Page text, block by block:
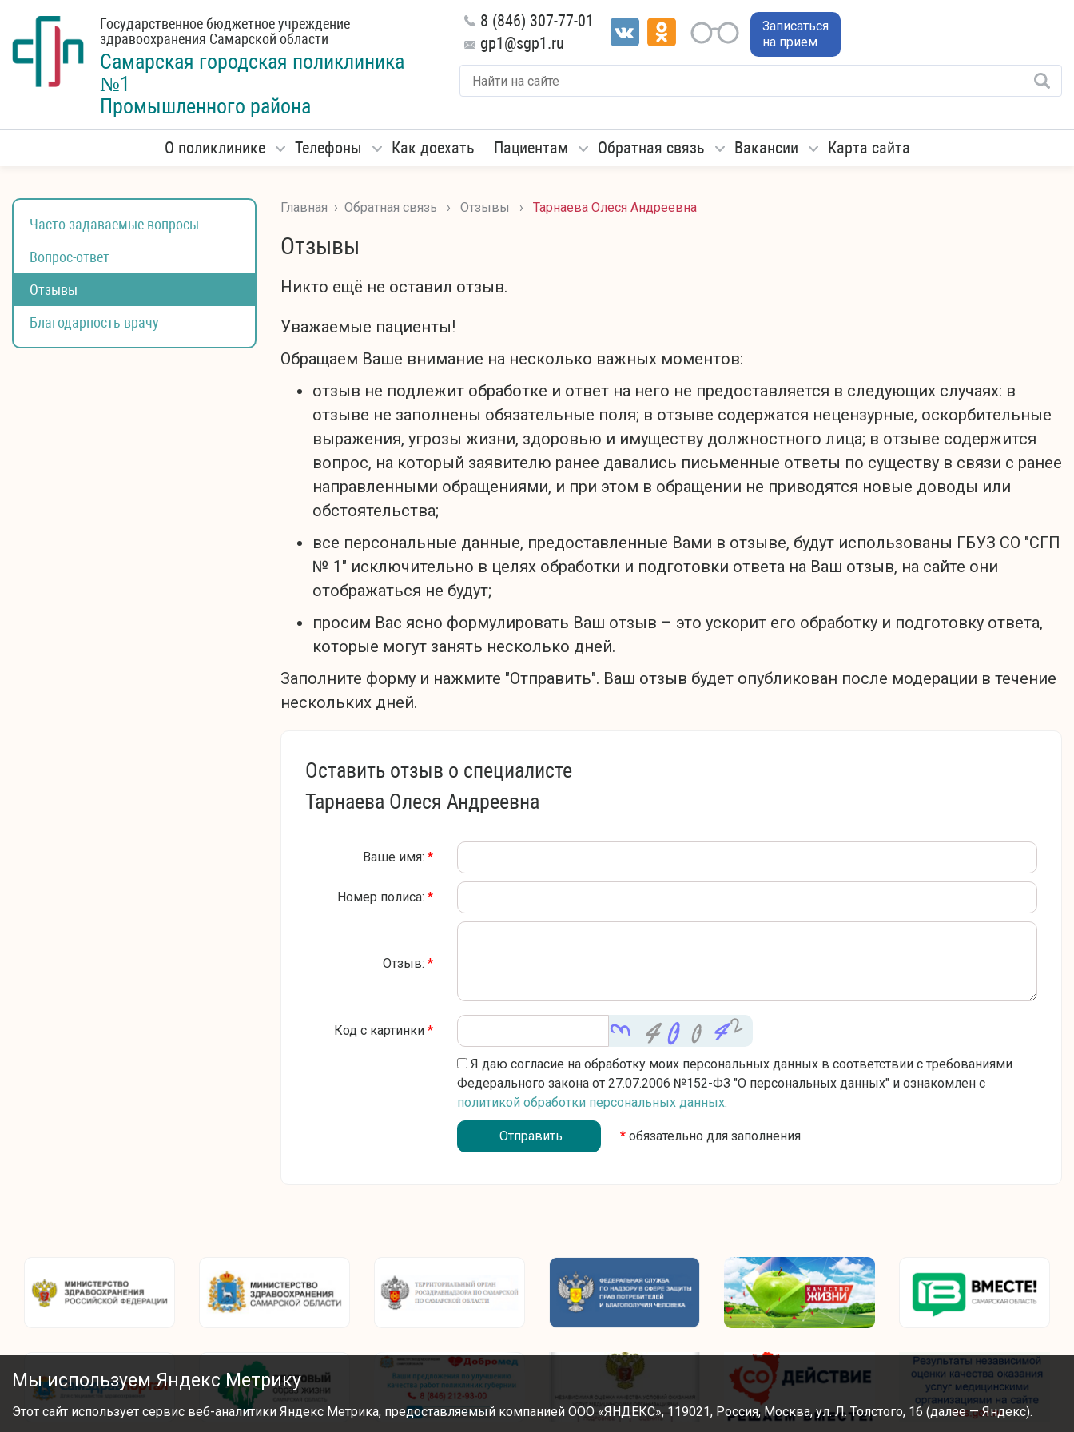
Государственное бюджетное учреждение
здравоохранения Самарской области
Самарская городская поликлиника
№1
Промышленного района
8 (846) 307-77-01
gp1@sgp1.ru
Записаться
на прием
О поликлинике Телефоны Как доехать Пациентам Обратная связь Вакансии Карта сайта
Часто задаваемые вопросы
Вопрос-ответ
Отзывы
Благодарность врачу
Главная › Обратная связь › Отзывы › Тарнаева Олеся Андреевна
Отзывы
Никто ещё не оставил отзыв.
Уважаемые пациенты!
Обращаем Ваше внимание на несколько важных моментов:
отзыв не подлежит обработке и ответ на него не предоставляется в следующих случаях: в
отзыве не заполнены обязательные поля; в отзыве содержатся нецензурные, оскорбительные
выражения, угрозы жизни, здоровью и имуществу должностного лица; в отзыве содержится
вопрос, на который заявителю ранее давались письменные ответы по существу в связи с ранее
направленными обращениями, и при этом в обращении не приводятся новые доводы или
обстоятельства;
все персональные данные, предоставленные Вами в отзыве, будут использованы ГБУЗ СО "СГП
№ 1" исключительно в целях обработки и подготовки ответа на Ваш отзыв, на сайте они
отображаться не будут;
просим Вас ясно формулировать Ваш отзыв – это ускорит его обработку и подготовку ответа,
которые могут занять несколько дней.
Заполните форму и нажмите "Отправить". Ваш отзыв будет опубликован после модерации в течение
нескольких дней.
Оставить отзыв о специалисте
Тарнаева Олеся Андреевна
Ваше имя: *
Номер полиса: *
Отзыв: *
Код с картинки *
Я даю согласие на обработку моих персональных данных в соответствии с требованиями
Федерального закона от 27.07.2006 №152-ФЗ "О персональных данных" и ознакомлен с
политикой обработки персональных данных.
* обязательно для заполнения
Мы используем Яндекс Метрику
Этот сайт использует сервис веб-аналитики Яндекс Метрика, предоставляемый компанией ООО «ЯНДЕКС», 119021, Россия, Москва, ул. Л. Толстого, 16 (далее — Яндекс).